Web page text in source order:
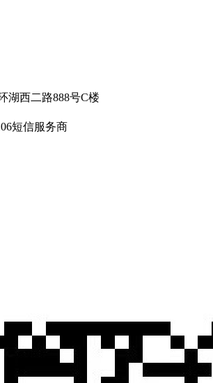
湖西二路888号C楼
短信服务商